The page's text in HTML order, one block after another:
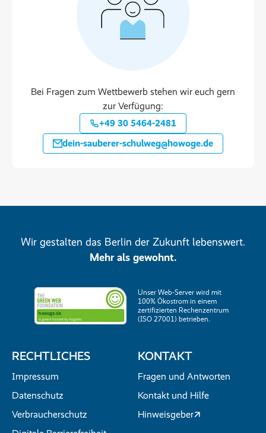
Bei Fragen zum Wettbewerb stehen wir euch gern
zur Verfügung:
+49 30 5464-2481
dein-sauberer-schulweg@howoge.de
Wir gestalten das Berlin der Zukunft lebenswert.
Mehr als gewohnt.
Unser Web-Server wird mit
100% Ökostrom in einem
zertifizierten Rechenzentrum
(ISO 27001) betrieben.
RECHTLICHES
Impressum
Datenschutz
Verbraucherschutz
KONTAKT
Fragen und Antworten
Kontakt und Hilfe
Hinweisgeber